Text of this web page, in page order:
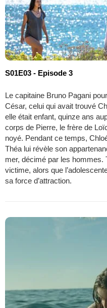
S01E03 - Episode 3
Le capitaine Bruno Pagani
César, celui qui avait trouvé
elle était enfant, quinze ans
corps de Pierre, le frère de
noyé. Pendant ce temps,
Théa lui révèle son
mer, décimé par les hommes.
victime, alors que
sa force d’attraction.